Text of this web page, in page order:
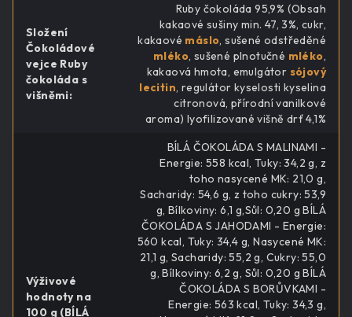
Složení
Čokoládové
vejce Ruby
čokoláda s
višněmi:
Ruby čokoláda 95,9% (Obsah
kakaové sušiny min. 47, 3%, cukr,
kakaové máslo, sušené odstředěné
mléko, sušené plnotučné mléko,
kakaová hmota, emulgátor sójový
lecitin, regulátor kyselosti kyselina
citronová, přírodní vanilkové
aroma) lyofilizované višně drť 4,1%
Výživové
hodnoty na
100 g (BÍLÁ
BÍLÁ ČOKOLÁDA S MALINAMI -
Energie: 558 kcal, Tuky: 34,2 g, z
toho nasycené MK: 21,0 g,
Sacharidy: 54,6 g, z toho cukry: 53,9
g, Bílkoviny: 6,1 g,Sůl: 0,20 g BÍLÁ
ČOKOLÁDA S JAHODAMI - Energie:
560 kcal, Tuky: 34,4 g, Nasycené MK:
21,1 g, Sacharidy: 55,2 g, Cukry: 55,0
g, Bílkoviny: 6,2 g, Sůl: 0,20 g BÍLÁ
ČOKOLÁDA S BORŮVKAMI -
Energie: 563 kcal, Tuky: 34,3 g,